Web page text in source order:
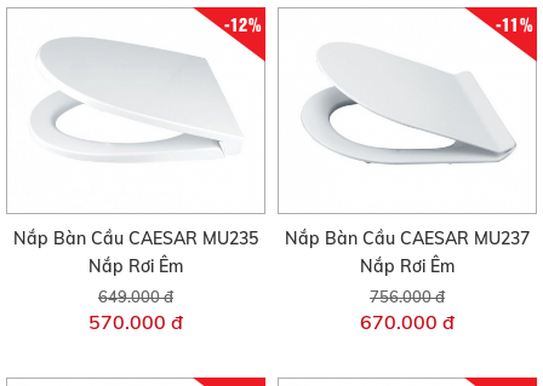
-12%
Nắp Bàn Cầu CAESAR MU235
Nắp Rơi Êm
649.000 đ
570.000 đ
-11%
Nắp Bàn Cầu CAESAR MU237
Nắp Rơi Êm
756.000 đ
670.000 đ